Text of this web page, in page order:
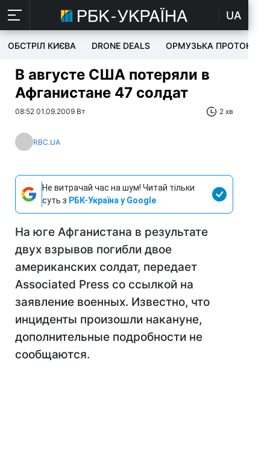
UA
ОБСТРІЛ КИЄВА DRONE DEALS ОРМУЗЬКА ПРОТОКА
В августе США потеряли в
Афганистане 47 солдат
08:52 01.09.2009 Вт 2 хв
RBC.UA
Не витрачай час на шум! Читай тільки
суть з РБК-Україна у Google
На юге Афганистана в результате
двух взрывов погибли двое
американских солдат, передает
Associated Press со ссылкой на
заявление военных. Известно, что
инциденты произошли накануне,
дополнительные подробности не
сообщаются.